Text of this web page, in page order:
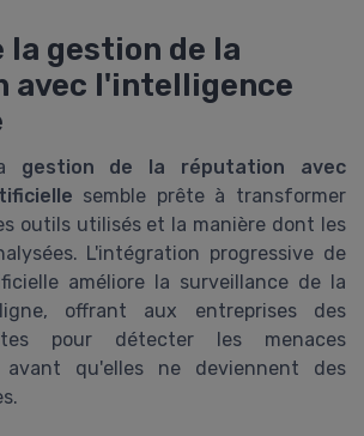
la gestion de la
avec l'intelligence
gestion de la réputation avec
semble prête à transformer
outils utilisés et la manière dont les
L'intégration progressive de
améliore la surveillance de la
offrant aux entreprises des
pour détecter les menaces
avant qu'elles ne deviennent des